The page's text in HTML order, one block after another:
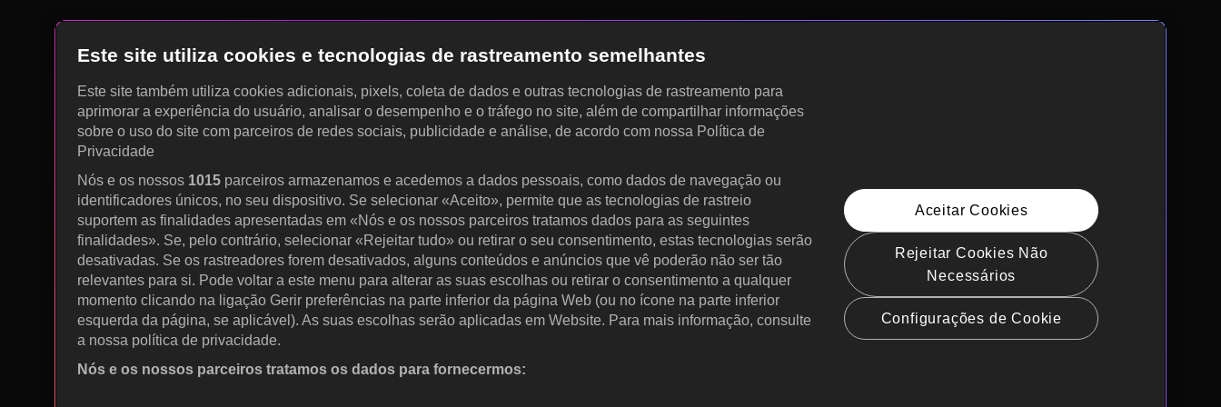
Este site utiliza cookies e tecnologias de rastreamento semelhantes
Este site também utiliza cookies adicionais, pixels, coleta de dados e outras tecnologias de rastreamento para
aprimorar a experiência do usuário, analisar o desempenho e o tráfego no site, além de compartilhar informações
sobre o uso do site com parceiros de redes sociais, publicidade e análise, de acordo com nossa Política de
Privacidade
Nós e os nossos 1015 parceiros armazenamos e acedemos a dados pessoais, como dados de navegação ou
identificadores únicos, no seu dispositivo. Se selecionar «Aceito», permite que as tecnologias de rastreio
suportem as finalidades apresentadas em «Nós e os nossos parceiros tratamos dados para as seguintes
finalidades». Se, pelo contrário, selecionar «Rejeitar tudo» ou retirar o seu consentimento, estas tecnologias serão
desativadas. Se os rastreadores forem desativados, alguns conteúdos e anúncios que vê poderão não ser tão
relevantes para si. Pode voltar a este menu para alterar as suas escolhas ou retirar o consentimento a qualquer
momento clicando na ligação Gerir preferências na parte inferior da página Web (ou no ícone na parte inferior
esquerda da página, se aplicável). As suas escolhas serão aplicadas em Website. Para mais informação, consulte
a nossa política de privacidade.
Nós e os nossos parceiros tratamos os dados para fornecermos:
Aceitar Cookies
Rejeitar Cookies Não
Necessários
Configurações de Cookie